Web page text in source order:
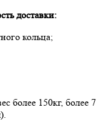
доставки:
кольца;
более 150кг, более 7